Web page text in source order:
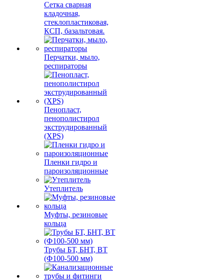
Сетка сварная
кладочная,
стеклопластиковая,
КСП, базальтовая.
Перчатки, мыло,
респираторы
Пенопласт,
пенополистирол
экструдированный
(XPS)
Пленки гидро и
пароизоляционные
Утеплитель
Муфты, резиновые
кольца
Трубы БТ, БНТ, ВТ
(Ф100-500 мм)